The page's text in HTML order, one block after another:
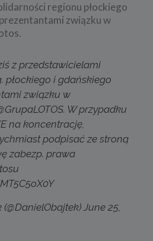
regionu płockiego
związku w
z przedstawicielami
płockiego i gdańskiego
związku w
. W przypadku
na koncentrację,
podpisać ze stroną
zabezp. prawa
June 25,